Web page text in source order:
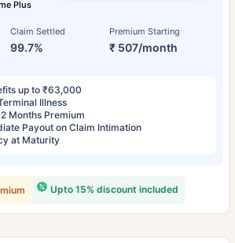
Plus
Claim Settled
99.7%
Premium Starting
₹ 507/month
up to ₹63,000
Illness
Months Premium
Payout on Claim Intimation
at Maturity
Upto 15% discount included